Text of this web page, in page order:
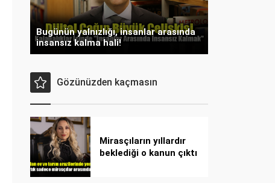
Bugünün yalnızlığı, insanlar arasında
insansız kalma hali!
Gözünüzden kaçmasın
Mirasçıların yıllardır
beklediği o kanun çıktı